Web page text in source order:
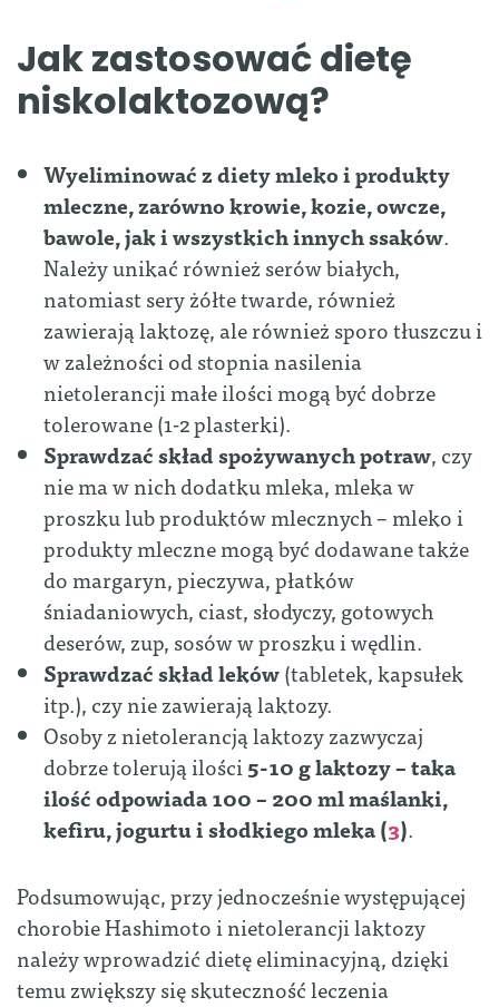
Jak zastosować dietę
niskolaktozową?
Wyeliminować z diety mleko i produkty
mleczne, zarówno krowie, kozie, owcze,
bawole, jak i wszystkich innych ssaków.
Należy unikać również serów białych,
natomiast sery żółte twarde, również
zawierają laktozę, ale również sporo tłuszczu i
w zależności od stopnia nasilenia
nietolerancji małe ilości mogą być dobrze
tolerowane (1-2 plasterki).
Sprawdzać skład spożywanych potraw, czy
nie ma w nich dodatku mleka, mleka w
proszku lub produktów mlecznych – mleko i
produkty mleczne mogą być dodawane także
do margaryn, pieczywa, płatków
śniadaniowych, ciast, słodyczy, gotowych
deserów, zup, sosów w proszku i wędlin.
Sprawdzać skład leków(tabletek, kapsułek
itp.), czy nie zawierają laktozy.
Osoby z nietolerancją laktozy zazwyczaj
dobrze tolerują ilości5-10 g laktozy – taka
ilość odpowiada 100 – 200 ml maślanki,
kefiru, jogurtu i słodkiego mleka (3).
Podsumowując, przy jednocześnie występującej
chorobie Hashimoto i nietolerancji laktozy
należy wprowadzić dietę eliminacyjną, dzięki
temu zwiększy się skuteczność leczenia